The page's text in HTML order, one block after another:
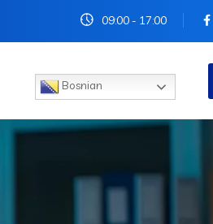
09:00 - 17:00
Bosnian